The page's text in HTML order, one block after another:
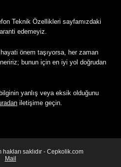
Teknik Özellikleri sayfamızdaki
edemeyiz.
önem taşıyorsa, her zaman
bunun için en iyi yol doğrudan
yanlış veya eksik olduğunu
iletişime geçin.
saklıdır - Cepkolik.com
Mail